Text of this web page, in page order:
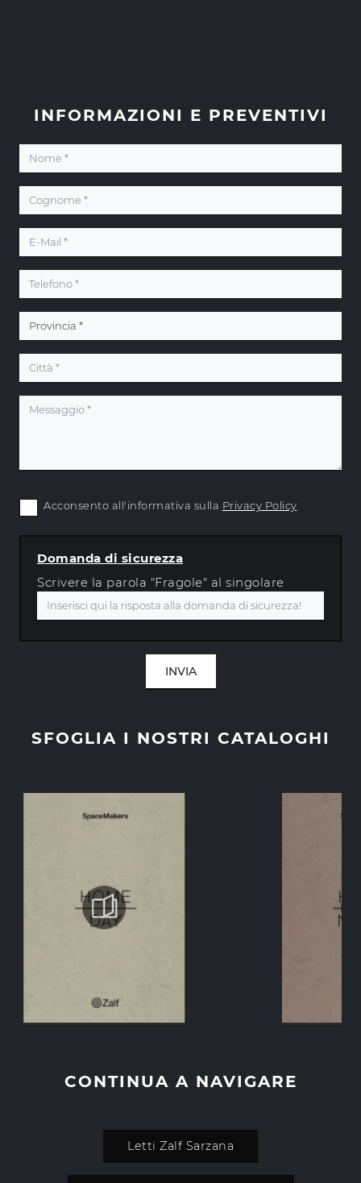
SFOGLIA I NOSTRI CATALOGHI
CONTINUA A NAVIGARE
Letti Zalf Sarzana
INFORMAZIONI E PREVENTIVI
Acconsento all'informativa sulla Privacy Policy
Domanda di sicurezza
Scrivere la parola "Fragole" al singolare
INVIA